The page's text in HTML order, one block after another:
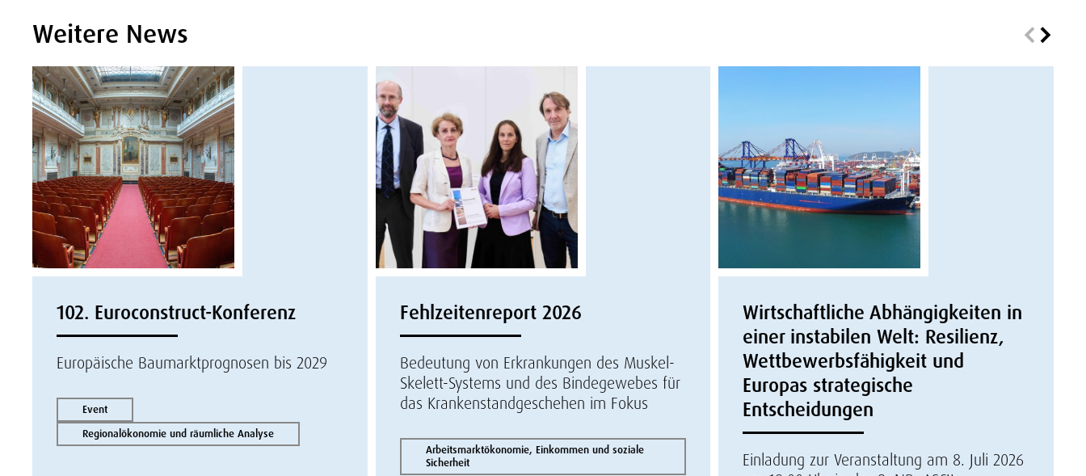
Weitere News
102. Euroconstruct-Konferenz
Europäische Baumarktprognosen bis 2029
Event
Regionalökonomie und räumliche Analyse
Fehlzeitenreport 2026
Bedeutung von Erkrankungen des Muskel-
Skelett-Systems und des Bindegewebes für
das Krankenstandgeschehen im Fokus
Arbeitsmarktökonomie, Einkommen und soziale
Sicherheit
Wirtschaftliche Abhängigkeiten in
einer instabilen Welt: Resilienz,
Wettbewerbsfähigkeit und
Europas strategische
Entscheidungen
Einladung zur Veranstaltung am 8. Juli 2026